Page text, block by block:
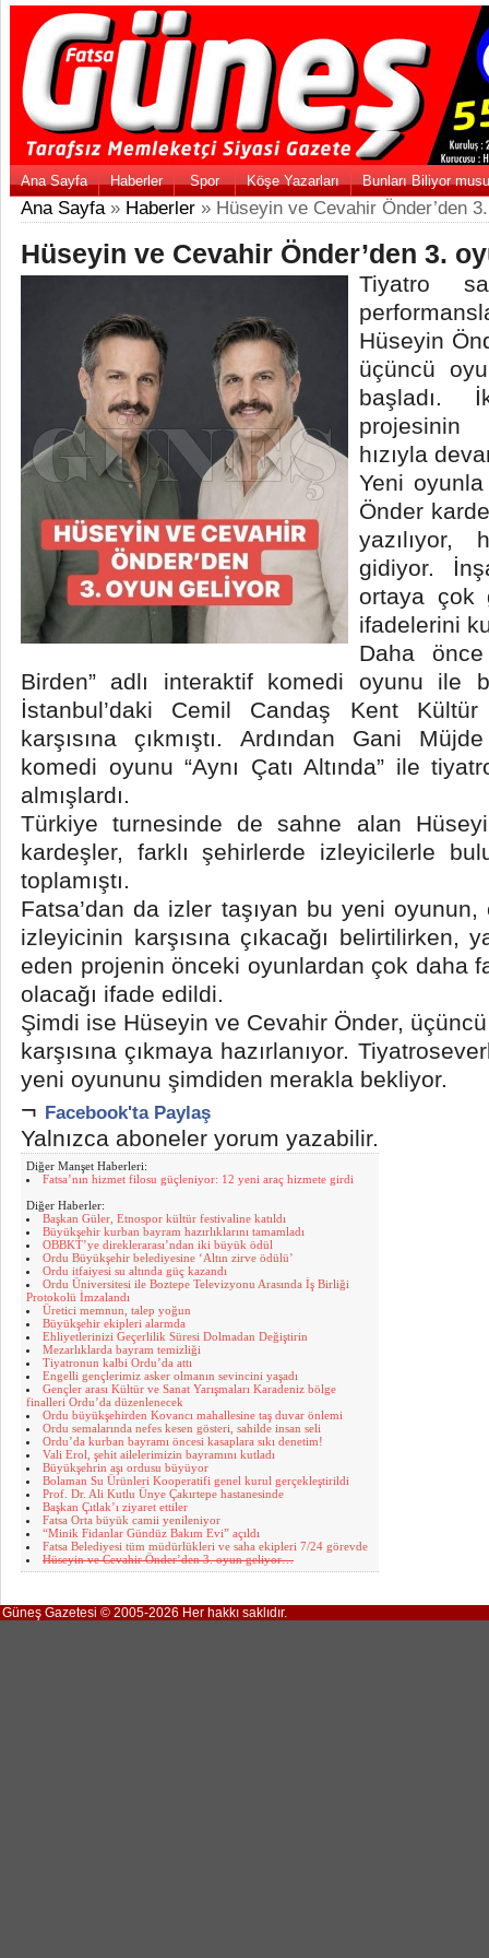
Ana Sayfa Haberler Spor Köşe Yazarları Bunları Biliyor
Ana Sayfa» Haberler » Hüseyin ve Cevahir Önder’den
Hüseyin ve Cevahir Önder’den 3.
Tiyatro
Hüseyin
üçüncü
başladı.
hızıyla
Yeni
Önder
gidiyor.
ortaya çok
ifadelerini
Daha
Birden” adlı interaktif komedi oyunu ile
İstanbul’daki Cemil Candaş Kent Kültür
karşısına çıkmıştı. Ardından Gani
komedi oyunu “Aynı Çatı Altında” ile
almışlardı.
Türkiye turnesinde de sahne alan
kardeşler, farklı şehirlerde izleyicilerle
toplamıştı.
Fatsa’dan da izler taşıyan bu yeni
izleyicinin karşısına çıkacağı belirtilirken,
eden projenin önceki oyunlardan çok daha
olacağı ifade edildi.
Şimdi ise Hüseyin ve Cevahir Önder,
karşısına çıkmaya hazırlanıyor.
yeni oyununu şimdiden merakla bekliyor.
¬ Facebook'ta Paylaş
Yalnızca aboneler yorum yazabilir.
Diğer Manşet Haberleri:
Fatsa’nın hizmet filosu güçleniyor: 12 yeni araç hizmete girdi
Diğer Haberler:
Başkan Güler, Etnospor kültür festivaline katıldı
Büyükşehir kurban bayram hazırlıklarını tamamladı
OBBKT’ye direklerarası’ndan iki büyük ödül
Ordu Büyükşehir belediyesine ‘Altın zirve ödülü’
Ordu itfaiyesi su altında güç kazandı
Ordu Üniversitesi ile Boztepe Televizyonu Arasında İş Birliği
Protokolü İmzalandı
Üretici memnun, talep yoğun
Büyükşehir ekipleri alarmda
Ehliyetlerinizi Geçerlilik Süresi Dolmadan Değiştirin
Mezarlıklarda bayram temizliği
Tiyatronun kalbi Ordu’da attı
Engelli gençlerimiz asker olmanın sevincini yaşadı
Gençler arası Kültür ve Sanat Yarışmaları Karadeniz bölge
finalleri Ordu’da düzenlenecek
Ordu büyükşehirden Kovancı mahallesine taş duvar önlemi
Ordu semalarında nefes kesen gösteri, sahilde insan seli
Ordu’da kurban bayramı öncesi kasaplara sıkı denetim!
Vali Erol, şehit ailelerimizin bayramını kutladı
Büyükşehrin aşı ordusu büyüyor
Bolaman Su Ürünleri Kooperatifi genel kurul gerçekleştirildi
Prof. Dr. Ali Kutlu Ünye Çakırtepe hastanesinde
Başkan Çıtlak’ı ziyaret ettiler
Fatsa Orta büyük camii yenileniyor
“Minik Fidanlar Gündüz Bakım Evi” açıldı
Fatsa Belediyesi tüm müdürlükleri ve saha ekipleri 7/24 görevde
Hüseyin ve Cevahir Önder’den 3. oyun geliyor…
Güneş Gazetesi © 2005-2026 Her hakkı saklıdır.